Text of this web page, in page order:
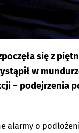
się z
w
– podejrzenia
o